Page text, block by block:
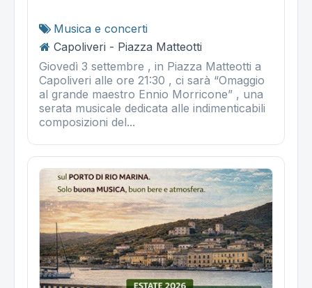
Musica e concerti
Capoliveri - Piazza Matteotti
Giovedì 3 settembre , in Piazza Matteotti a
Capoliveri alle ore 21:30 , ci sarà “Omaggio
al grande maestro Ennio Morricone” , una
serata musicale dedicata alle indimenticabili
composizioni del...